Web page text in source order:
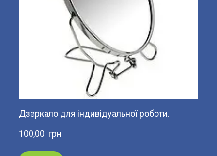
Дзеркало для індивідуальної роботи.
100,00  грн